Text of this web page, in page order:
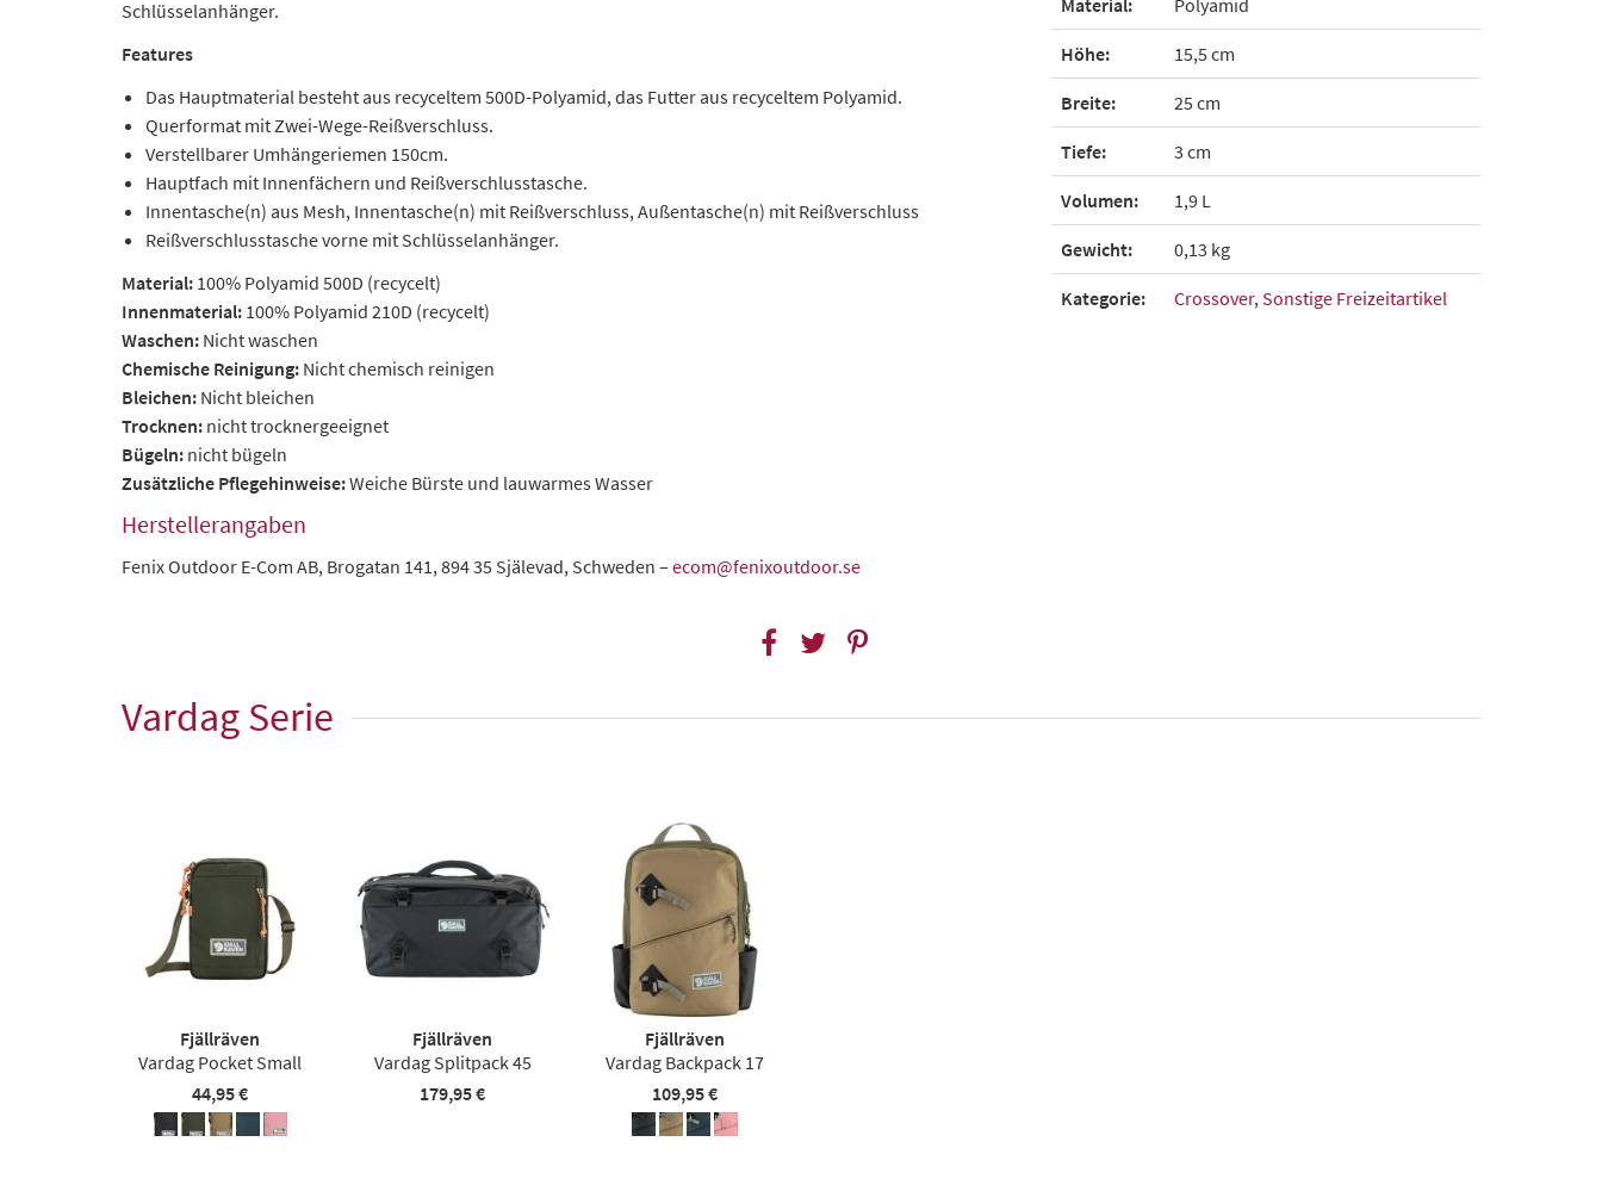
Schlüsselanhänger.
Features
Das Hauptmaterial besteht aus recyceltem 500D-Polyamid, das Futter aus recyceltem Polyamid.
Querformat mit Zwei-Wege-Reißverschluss.
Verstellbarer Umhängeriemen 150cm.
Hauptfach mit Innenfächern und Reißverschlusstasche.
Innentasche(n) aus Mesh, Innentasche(n) mit Reißverschluss, Außentasche(n) mit Reißverschluss
Reißverschlusstasche vorne mit Schlüsselanhänger.
Material: 100% Polyamid 500D (recycelt)
Innenmaterial: 100% Polyamid 210D (recycelt)
Waschen: Nicht waschen
Chemische Reinigung: Nicht chemisch reinigen
Bleichen: Nicht bleichen
Trocknen: nicht trocknergeeignet
Bügeln: nicht bügeln
Zusätzliche Pflegehinweise:Weiche Bürste und lauwarmes Wasser
Herstellerangaben
Fenix Outdoor E-Com AB, Brogatan 141, 894 35 Själevad, Schweden – ecom@fenixoutdoor.se
Material: Polyamid
Höhe: 15,5 cm
Breite: 25 cm
Tiefe: 3 cm
Volumen: 1,9 L
Gewicht: 0,13 kg
Kategorie: Crossover,Sonstige Freizeitartikel
Vardag Serie
Fjällräven
Vardag Pocket Small
44,95 €
Fjällräven
Vardag Splitpack 45
179,95 €
Fjällräven
Vardag Backpack 17
109,95 €